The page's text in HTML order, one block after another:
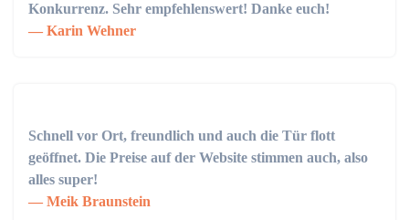
Konkurrenz. Sehr empfehlenswert! Danke euch!
Karin Wehner
Schnell vor Ort, freundlich und auch die Tür flott
geöffnet. Die Preise auf der Website stimmen auch, also
alles super!
Meik Braunstein